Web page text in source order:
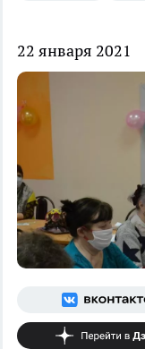
22 января 2021